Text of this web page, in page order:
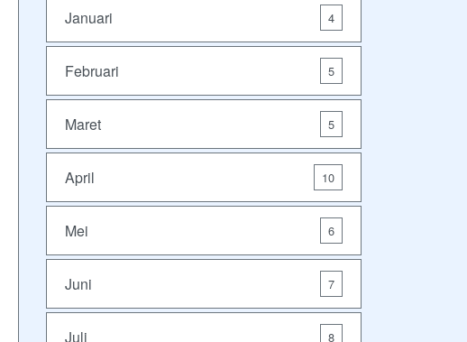
Januari 4
Februari 5
Maret 5
April 10
Mei 6
Juni 7
Juli 8